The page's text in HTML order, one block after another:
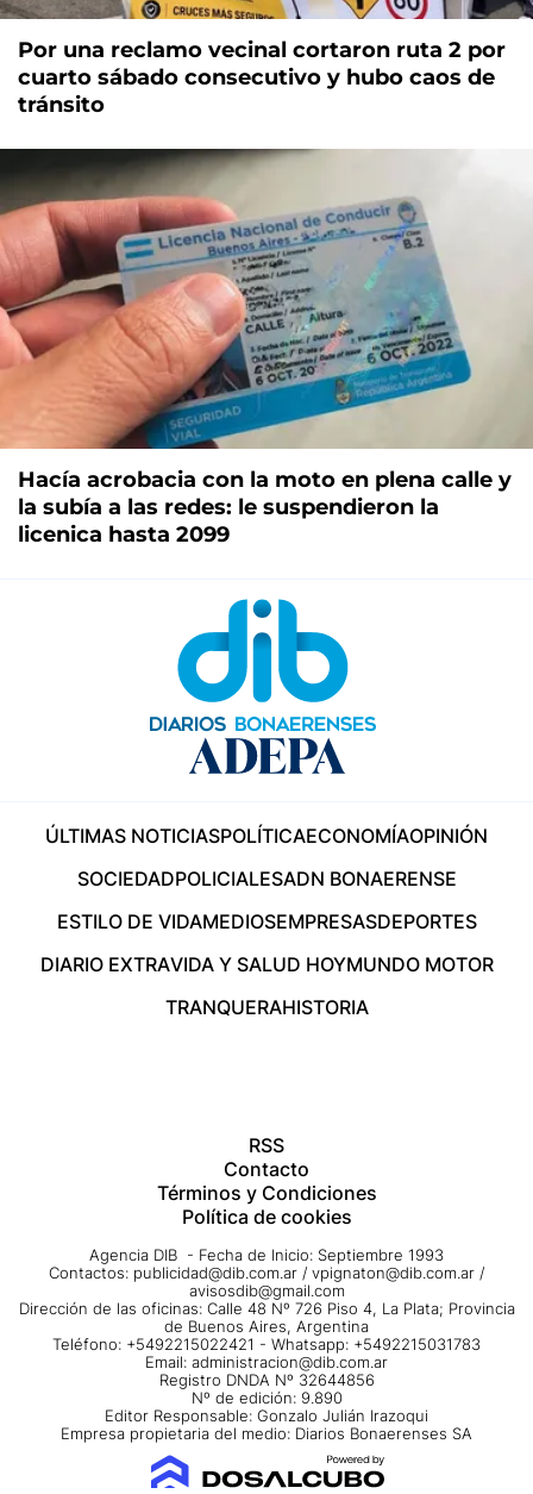
Por una reclamo vecinal cortaron ruta 2 por
cuarto sábado consecutivo y hubo caos de
tránsito
Hacía acrobacia con la moto en plena calle y
la subía a las redes: le suspendieron la
licenica hasta 2099
ÚLTIMAS NOTICIASPOLÍTICAECONOMÍAOPINIÓN
SOCIEDADPOLICIALESADN BONAERENSE
ESTILO DE VIDAMEDIOSEMPRESASDEPORTES
DIARIO EXTRAVIDA Y SALUD HOYMUNDO MOTOR
TRANQUERAHISTORIA
RSS
Contacto
Términos y Condiciones
Política de cookies
Agencia DIB - Fecha de Inicio: Septiembre 1993
Contactos: publicidad@dib.com.ar / vpignaton@dib.com.ar /
avisosdib@gmail.com
Dirección de las oficinas: Calle 48 Nº 726 Piso 4, La Plata; Provincia
de Buenos Aires, Argentina
Teléfono: +5492215022421 - Whatsapp: +5492215031783
Email: administracion@dib.com.ar
Registro DNDA Nº 32644856
Nº de edición: 9.890
Editor Responsable: Gonzalo Julián Irazoqui
Empresa propietaria del medio: Diarios Bonaerenses SA